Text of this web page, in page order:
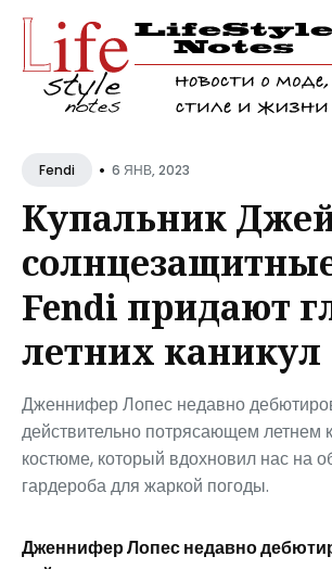
Поиск
Fendi • 6 ЯНВ, 2023
Купальник
Fendi придают
летних каникул
Дженнифер Лопес недавно
действительно потрясающем летнем
костюме, который вдохновил нас на
гардероба для жаркой погоды.
Дженнифер Лопес недавно